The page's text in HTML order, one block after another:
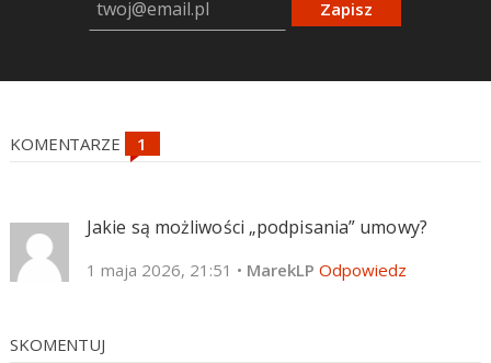
Zapisz
KOMENTARZE
Jakie są możliwości „podpisania” umowy?
1 maja 2026, 21:51 • MarekLP Odpowiedz
SKOMENTUJ